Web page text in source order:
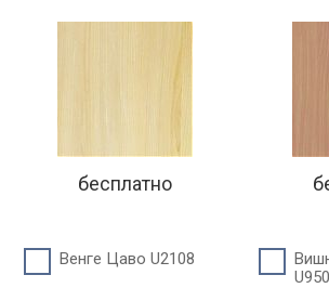
бесплатно
Венге Цаво U2108